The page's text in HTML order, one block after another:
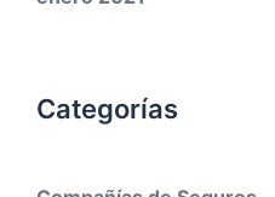
Categorías